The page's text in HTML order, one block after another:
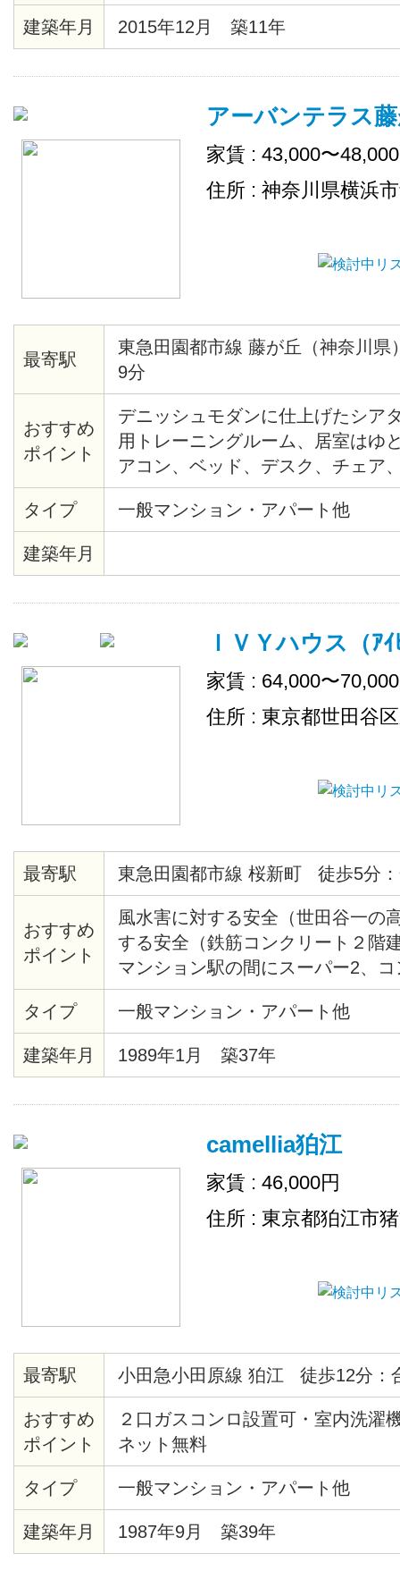
ペーパーや食器洗剤などの消耗品
充致します。
建築年月 2015年12月 築11年
アーバンテラス
家賃 : 43,000〜
住所 : 神奈川県横浜
最寄駅
東急田園都市線 藤が丘（神奈川
9分
おすすめ
ポイント
デニッシュモダンに仕上げたシア
用トレーニングルーム、居室はゆ
アコン、ベッド、デスク、チェア
引っ越しも簡単。収納も十分です
タイプ
一般マンション・アパート他
建築年月
ＩＶＹハウス（ｱｲ
家賃 : 64,000〜
住所 : 東京都世田谷
最寄駅 東急田園都市線 桜新町 徒歩5分
おすすめ
ポイント
風水害に対する安全（世田谷一の
する安全（鉄筋コンクリート２階
マンション駅の間にスーパー2、
あり）閑静（第一種住居地域）
ス20分 徒歩5分 合計25分
タイプ 一般マンション・アパート他
建築年月 1989年1月 築37年
camellia狛江
家賃 : 46,000円
住所 : 東京都狛江市
最寄駅 小田急小田原線 狛江 徒歩12分：
おすすめ
ポイント
２口ガスコンロ設置可・室内洗濯
ネット無料
タイプ 一般マンション・アパート他
建築年月 1987年9月 築39年